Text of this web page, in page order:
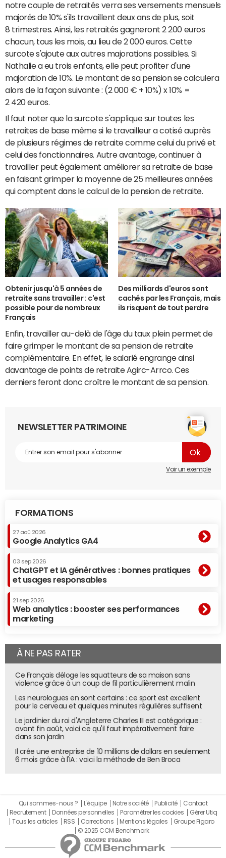
notre couple de retraités verra ses versements mensuels
majorés de 10% s'ils travaillent deux ans de plus, soit
8 trimestres. Ainsi, les retraités gagneront 2 200 euros
chacun, tous les mois, au lieu de 2 000 euros. Cette
surcote s'ajoute aux autres majorations possibles. Si
Nathalie a eu trois enfants, elle peut profiter d'une
majoration de 10%. Le montant de sa pension se calculera
alors de la façon suivante : (2 000 € + 10%) x 10% =
2 420 euros.
Il faut noter que la surcote s'applique sur toutes les
retraites de base même si le travailleur a cotisé auprès
de plusieurs régimes de retraite comme celui du privé et
celui des fonctionnaires. Autre avantage, continuer à
travailler peut également améliorer sa retraite de base
en faisant grimper la moyenne de 25 meilleures années
qui comptent dans le calcul de la pension de retraite.
Obtenir jusqu'à 5 années de
retraite sans travailler : c'est
possible pour de nombreux
Français
Des milliards d'euros sont
cachés par les Français, mais
ils risquent de tout perdre
Enfin, travailler au-delà de l'âge du taux plein permet de
faire grimper le montant de sa pension de retraite
complémentaire. En effet, le salarié engrange ainsi
davantage de points de retraite Agirc-Arrco. Ces
derniers feront donc croître le montant de sa pension.
NEWSLETTER PATRIMOINE
Voir un exemple
FORMATIONS
27 aoû 2026
Google Analytics GA4
03 sep 2026
ChatGPT et IA génératives : bonnes pratiques
et usages responsables
21 sep 2026
Web analytics : booster ses performances
marketing
À NE PAS RATER
Ce Français déloge les squatteurs de sa maison sans
violence grâce à un coup de fil particulièrement malin
Les neurologues en sont certains : ce sport est excellent
pour le cerveau et quelques minutes régulières suffisent
Le jardinier du roi d'Angleterre Charles III est catégorique :
avant fin août, voici ce qu'il faut impérativement faire
dans son jardin
Il crée une entreprise de 10 millions de dollars en seulement
6 mois grâce à l'IA : voici la méthode de Ben Broca
Qui sommes-nous ? L'équipe Notre société Publicité
Contact
Recrutement
Données personnelles Paramétrer les cookies
Gérer Utiq
Tous les articles
RSS Corrections Mentions légales
Groupe Figaro
© 2025 CCM Benchmark